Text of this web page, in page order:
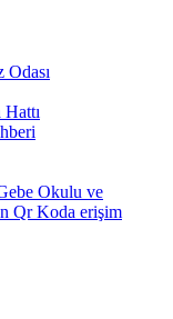
Okulu ve
Qr Koda erişim